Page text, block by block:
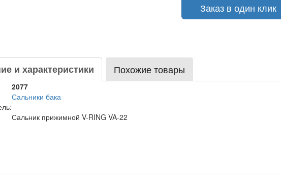
Заказ в один клик
и характеристики Похожие товары
2077
Сальники бака
Сальник прижимной V-RING VA-22